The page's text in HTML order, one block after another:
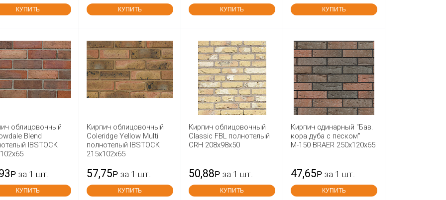
КУПИТЬ КУПИТЬ КУПИТЬ КУПИТЬ
облицовочный
Blend
IBSTOCK
Р за 1 шт.
КУПИТЬ
Кирпич облицовочный
Coleridge Yellow Multi
полнотелый IBSTOCK
215x102x65
57,75Р за 1 шт.
КУПИТЬ
Кирпич облицовочный
Classic FBL полнотелый
CRH 208x98x50
50,88Р за 1 шт.
КУПИТЬ
Кирпич одинарный "Бав.
кора дуба с песком"
М-150 BRAER 250x120x65
47,65Р за 1 шт.
КУПИТЬ